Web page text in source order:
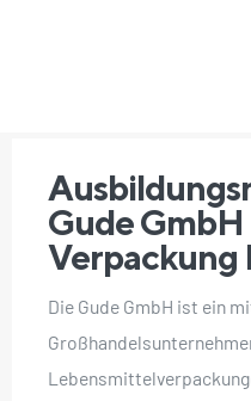
Gude
Verpackung
Die Gude GmbH ist ein